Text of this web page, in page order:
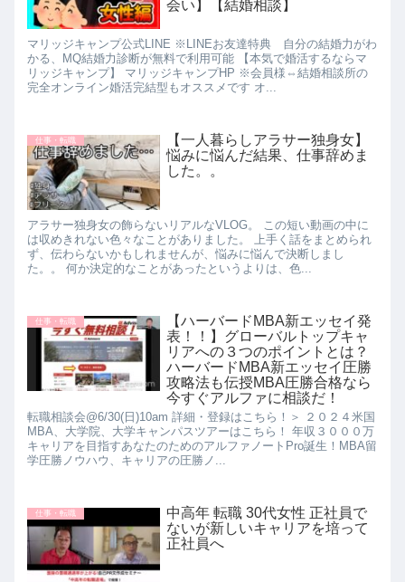
会い】【結婚相談】
マリッジキャンプ公式LINE ※LINEお友達特典 自分の結婚力がわ
かる、MQ結婚力診断が無料で利用可能 【本気で婚活するならマ
リッジキャンプ】 マリッジキャンプHP ※会員様⇔結婚相談所の
完全オンライン婚活完結型もオススメです オ...
仕事・転職
【一人暮らしアラサー独身女】
悩みに悩んだ結果、仕事辞めま
した。。
アラサー独身女の飾らないリアルなVLOG。 この短い動画の中に
は収めきれない色々なことがありました。 上手く話をまとめられ
ず、伝わらないかもしれませんが、悩みに悩んで決断しまし
た。。 何か決定的なことがあったというよりは、色...
仕事・転職
【ハーバードMBA新エッセイ発
表！！】グローバルトップキャ
リアへの３つのポイントとは？
ハーバードMBA新エッセイ圧勝
攻略法も伝授MBA圧勝合格なら
今すぐアルファに相談だ！
転職相談会@6/30(日)10am 詳細・登録はこちら！＞ ２０２４米国
MBA、大学院、大学キャンパスツアーはこちら！ 年収３０００万
キャリアを目指すあなたのためのアルファノートPro誕生！MBA留
学圧勝ノウハウ、キャリアの圧勝ノ...
仕事・転職
中高年 転職 30代女性 正社員で
ないが新しいキャリアを培って
正社員へ